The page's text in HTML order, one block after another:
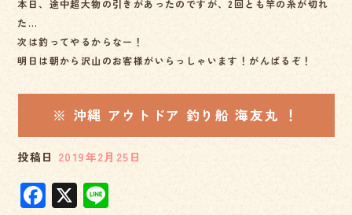
c
e
b
o
o
k
e
本日、途中超大物の引きがあったのですが、2回とも竿の糸が切れ
た…
次は釣ってやるからなー！
明日は朝から沢山のお客様がいらっしゃいます！がんばるぞ！
※ 沖縄 アウトドア 釣り船 海友丸 ！
投稿日 2019年2月25日
F X